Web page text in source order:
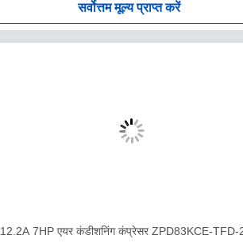
सर्वोत्तम मूल्य प्राप्त करें
12.2A 7HP एयर कंडीशनिंग कंप्रेसर ZPD83KCE-TFD-